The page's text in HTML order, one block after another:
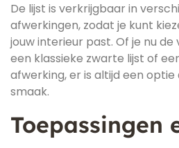
De lijst is verkrijgbaar in
afwerkingen, zodat je kunt
jouw interieur past. Of je nu
een klassieke zwarte lijst of
afwerking, er is altijd een optie
smaak.
Toepassingen